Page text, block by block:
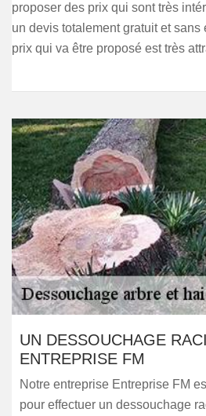
proposer des prix qui sont très
un devis totalement gratuit et
prix qui va être proposé est très
UN DESSOUCHAGE
ENTREPRISE FM
Notre entreprise Entreprise FM
pour effectuer un dessouchage